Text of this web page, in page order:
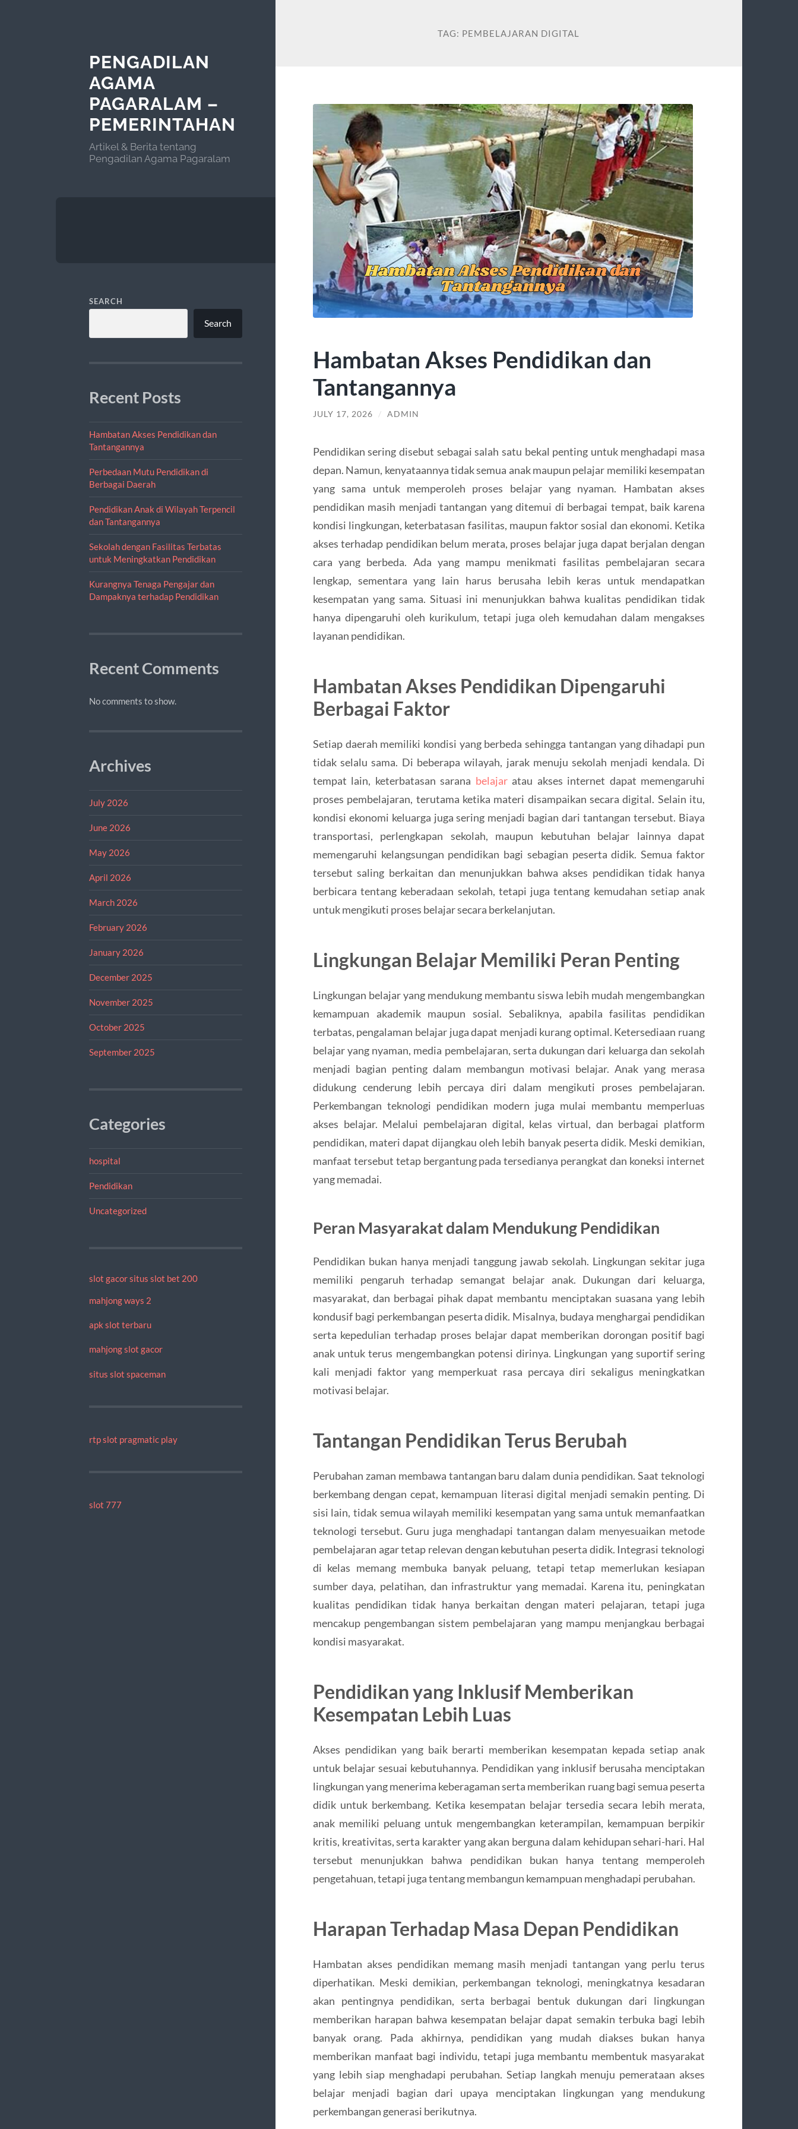
PENGADILAN
AGAMA
PAGARALAM –
PEMERINTAHAN
Artikel & Berita tentang
Pengadilan Agama Pagaralam
SEARCH
Search
Recent Posts
Hambatan Akses Pendidikan dan
Tantangannya
Perbedaan Mutu Pendidikan di
Berbagai Daerah
Pendidikan Anak di Wilayah Terpencil
dan Tantangannya
Sekolah dengan Fasilitas Terbatas
untuk Meningkatkan Pendidikan
Kurangnya Tenaga Pengajar dan
Dampaknya terhadap Pendidikan
Recent Comments
No comments to show.
Archives
July 2026
June 2026
May 2026
April 2026
March 2026
February 2026
January 2026
December 2025
November 2025
October 2025
September 2025
Categories
hospital
Pendidikan
Uncategorized
slot gacorsitus slot bet 200
mahjong ways 2
apk slot terbaru
mahjong slot gacor
situs slot spaceman
rtp slot pragmatic play
slot 777
TAG: PEMBELAJARAN DIGITAL
Hambatan Akses Pendidikan dan
Tantangannya
JULY 17, 2026 / ADMIN
Pendidikan sering disebut sebagai salah satu bekal penting untuk menghadapi masa
depan. Namun, kenyataannya tidak semua anak maupun pelajar memiliki kesempatan
yang sama untuk memperoleh proses belajar yang nyaman. Hambatan akses
pendidikan masih menjadi tantangan yang ditemui di berbagai tempat, baik karena
kondisi lingkungan, keterbatasan fasilitas, maupun faktor sosial dan ekonomi. Ketika
akses terhadap pendidikan belum merata, proses belajar juga dapat berjalan dengan
cara yang berbeda. Ada yang mampu menikmati fasilitas pembelajaran secara
lengkap, sementara yang lain harus berusaha lebih keras untuk mendapatkan
kesempatan yang sama. Situasi ini menunjukkan bahwa kualitas pendidikan tidak
hanya dipengaruhi oleh kurikulum, tetapi juga oleh kemudahan dalam mengakses
layanan pendidikan.
Hambatan Akses Pendidikan Dipengaruhi
Berbagai Faktor
Setiap daerah memiliki kondisi yang berbeda sehingga tantangan yang dihadapi pun
tidak selalu sama. Di beberapa wilayah, jarak menuju sekolah menjadi kendala. Di
tempat lain, keterbatasan sarana belajaratau akses internet dapat memengaruhi
proses pembelajaran, terutama ketika materi disampaikan secara digital. Selain itu,
kondisi ekonomi keluarga juga sering menjadi bagian dari tantangan tersebut. Biaya
transportasi, perlengkapan sekolah, maupun kebutuhan belajar lainnya dapat
memengaruhi kelangsungan pendidikan bagi sebagian peserta didik. Semua faktor
tersebut saling berkaitan dan menunjukkan bahwa akses pendidikan tidak hanya
berbicara tentang keberadaan sekolah, tetapi juga tentang kemudahan setiap anak
untuk mengikuti proses belajar secara berkelanjutan.
Lingkungan Belajar Memiliki Peran Penting
Lingkungan belajar yang mendukung membantu siswa lebih mudah mengembangkan
kemampuan akademik maupun sosial. Sebaliknya, apabila fasilitas pendidikan
terbatas, pengalaman belajar juga dapat menjadi kurang optimal. Ketersediaan ruang
belajar yang nyaman, media pembelajaran, serta dukungan dari keluarga dan sekolah
menjadi bagian penting dalam membangun motivasi belajar. Anak yang merasa
didukung cenderung lebih percaya diri dalam mengikuti proses pembelajaran.
Perkembangan teknologi pendidikan modern juga mulai membantu memperluas
akses belajar. Melalui pembelajaran digital, kelas virtual, dan berbagai platform
pendidikan, materi dapat dijangkau oleh lebih banyak peserta didik. Meski demikian,
manfaat tersebut tetap bergantung pada tersedianya perangkat dan koneksi internet
yang memadai.
Peran Masyarakat dalam Mendukung Pendidikan
Pendidikan bukan hanya menjadi tanggung jawab sekolah. Lingkungan sekitar juga
memiliki pengaruh terhadap semangat belajar anak. Dukungan dari keluarga,
masyarakat, dan berbagai pihak dapat membantu menciptakan suasana yang lebih
kondusif bagi perkembangan peserta didik. Misalnya, budaya menghargai pendidikan
serta kepedulian terhadap proses belajar dapat memberikan dorongan positif bagi
anak untuk terus mengembangkan potensi dirinya. Lingkungan yang suportif sering
kali menjadi faktor yang memperkuat rasa percaya diri sekaligus meningkatkan
motivasi belajar.
Tantangan Pendidikan Terus Berubah
Perubahan zaman membawa tantangan baru dalam dunia pendidikan. Saat teknologi
berkembang dengan cepat, kemampuan literasi digital menjadi semakin penting. Di
sisi lain, tidak semua wilayah memiliki kesempatan yang sama untuk memanfaatkan
teknologi tersebut. Guru juga menghadapi tantangan dalam menyesuaikan metode
pembelajaran agar tetap relevan dengan kebutuhan peserta didik. Integrasi teknologi
di kelas memang membuka banyak peluang, tetapi tetap memerlukan kesiapan
sumber daya, pelatihan, dan infrastruktur yang memadai. Karena itu, peningkatan
kualitas pendidikan tidak hanya berkaitan dengan materi pelajaran, tetapi juga
mencakup pengembangan sistem pembelajaran yang mampu menjangkau berbagai
kondisi masyarakat.
Pendidikan yang Inklusif Memberikan
Kesempatan Lebih Luas
Akses pendidikan yang baik berarti memberikan kesempatan kepada setiap anak
untuk belajar sesuai kebutuhannya. Pendidikan yang inklusif berusaha menciptakan
lingkungan yang menerima keberagaman serta memberikan ruang bagi semua peserta
didik untuk berkembang. Ketika kesempatan belajar tersedia secara lebih merata,
anak memiliki peluang untuk mengembangkan keterampilan, kemampuan berpikir
kritis, kreativitas, serta karakter yang akan berguna dalam kehidupan sehari-hari. Hal
tersebut menunjukkan bahwa pendidikan bukan hanya tentang memperoleh
pengetahuan, tetapi juga tentang membangun kemampuan menghadapi perubahan.
Harapan Terhadap Masa Depan Pendidikan
Hambatan akses pendidikan memang masih menjadi tantangan yang perlu terus
diperhatikan. Meski demikian, perkembangan teknologi, meningkatnya kesadaran
akan pentingnya pendidikan, serta berbagai bentuk dukungan dari lingkungan
memberikan harapan bahwa kesempatan belajar dapat semakin terbuka bagi lebih
banyak orang. Pada akhirnya, pendidikan yang mudah diakses bukan hanya
memberikan manfaat bagi individu, tetapi juga membantu membentuk masyarakat
yang lebih siap menghadapi perubahan. Setiap langkah menuju pemerataan akses
belajar menjadi bagian dari upaya menciptakan lingkungan yang mendukung
perkembangan generasi berikutnya.